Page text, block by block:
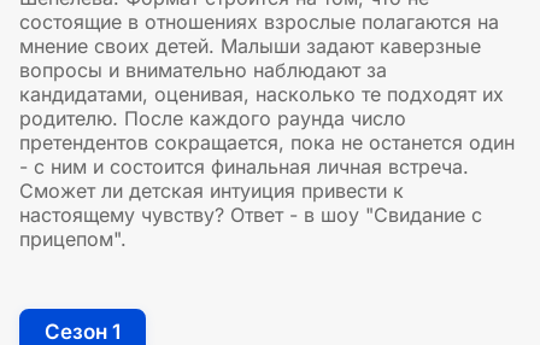
состоящие в отношениях взрослые полагаются на
мнение своих детей. Малыши задают каверзные
вопросы и внимательно наблюдают за
кандидатами, оценивая, насколько те подходят их
родителю. После каждого раунда число
претендентов сокращается, пока не останется один
- с ним и состоится финальная личная встреча.
Сможет ли детская интуиция привести к
настоящему чувству? Ответ - в шоу "Свидание с
прицепом".
Сезон 1